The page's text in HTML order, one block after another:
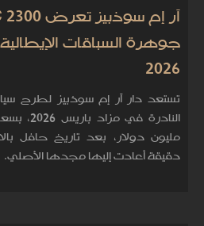
جوهرة السباقات
2026
مليون دولار، بعد تاريخ حافل
دقيقة أعادت إليها مجدها الأصلي.